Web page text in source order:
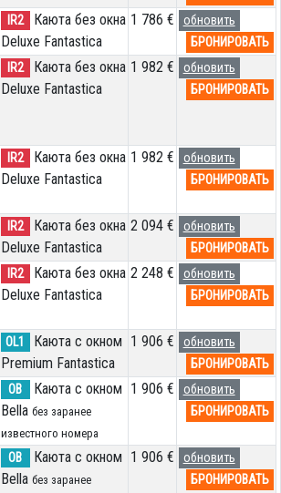
IR2
Каюта без окна
Deluxe Fantastica
1 786 €
обновить
БРОНИРОВАТЬ
IR2
Каюта без окна
Deluxe Fantastica
1 982 €
обновить
БРОНИРОВАТЬ
IR2
Каюта без окна
Deluxe Fantastica
1 982 €
обновить
БРОНИРОВАТЬ
IR2
Каюта без окна
Deluxe Fantastica
2 094 €
обновить
БРОНИРОВАТЬ
IR2
Каюта без окна
Deluxe Fantastica
2 248 €
обновить
БРОНИРОВАТЬ
OL1
Каюта с окном
Premium Fantastica
1 906 €
обновить
БРОНИРОВАТЬ
OB
Каюта с окном
Bella без заранее
известного номера
1 906 €
обновить
БРОНИРОВАТЬ
OB
Каюта с окном
Bella без заранее
1 906 €
обновить
БРОНИРОВАТЬ